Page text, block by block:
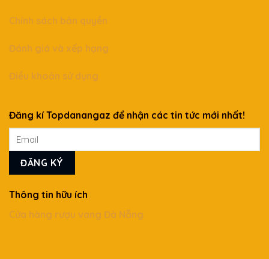
Chính sách bản quyền
Đánh giá và xếp hạng
Điều khoản sử dụng
Đăng kí Topdanangaz để nhận các tin tức mới nhất!
Thông tin hữu ích
Cửa hàng rượu vang Đà Nẵng